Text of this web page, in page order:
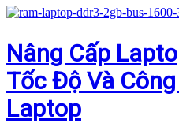
Nâng Cấp
Tốc Độ Và
Laptop